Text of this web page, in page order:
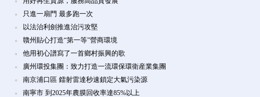
只進一扇門 最多跑一次
以法治利劍推進治污攻堅
贛州貼心打造“第一等”營商環境
他用初心譜寫了一首鄉村振興的歌
廣州環投集團：致力打造一流環保環衛産業集團
南京浦口區 鐳射雷達秒速鎖定大氣污染源
南寧市 到2025年農膜回收率達85%以上